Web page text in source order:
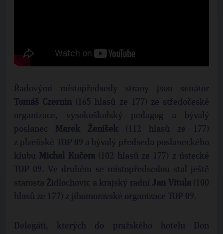
Řadovými místopředsedy strany jsou senátor
Tomáš Czernin (165 hlasů ze 177) ze středočeské
organizace, vysokoškolský pedagog a bývalý
poslanec
Marek Ženíšek (112 hlasů ze 177)
z plzeňské TOP 09 a bývalý předseda poslaneckého
klubu
Michal Kučera (102 hlasů ze 177) z ústecké
TOP 09. Ve druhém se místopředsedou stal ještě
starosta Židlochovic a krajský radní Jan Vitula (100
hlasů ze 177) z jihomoravské organizace TOP 09.
Delegáti, kterých do pražského hotelu Don